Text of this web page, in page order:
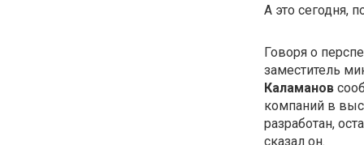
А это сегодня,
Говоря о
заместитель
Каламанов
компаний в
разработан,
сказал он.